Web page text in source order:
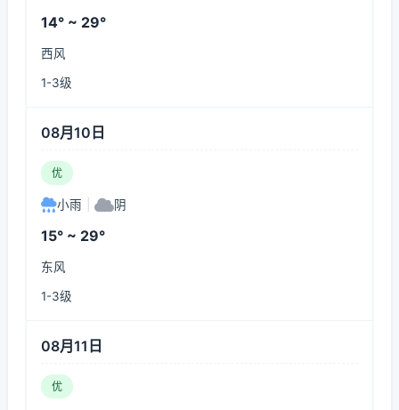
14° ~ 29°
西风
1-3级
08月10日
优
小雨 阴
15° ~ 29°
东风
1-3级
08月11日
优